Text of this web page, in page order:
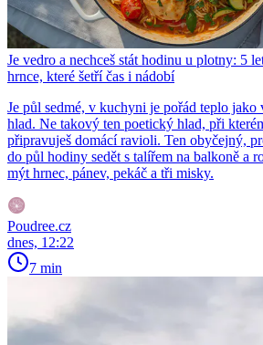
Je vedro a nechceš stát hodinu u plotny: 5
hrnce, které šetří čas i nádobí
Je půl sedmé, v kuchyni je pořád teplo jako
hlad. Ne takový ten poetický hlad, při
připravuješ domácí ravioli. Ten obyčejný,
do půl hodiny sedět s talířem na balkoně a
mýt hrnec, pánev, pekáč a tři misky.
Poudree.cz
dnes, 12:22
7 min